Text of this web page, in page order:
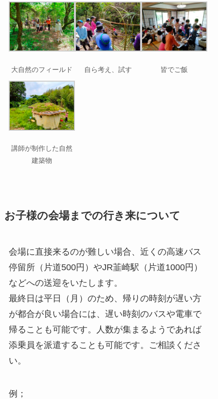
大自然のフィールド 自ら考え、試す 皆でご飯
講師が制作した自然
建築物
お子様の会場までの行き来について
会場に直接来るのが難しい場合、近くの高速バス
停留所（片道500円）やJR韮崎駅（片道1000円）
などへの送迎をいたします。
最終日は平日（月）のため、帰りの時刻が遅い方
が都合が良い場合には、遅い時刻のバスや電車で
帰ることも可能です。人数が集まるようであれば
添乗員を派遣することも可能です。ご相談くださ
い。
例；